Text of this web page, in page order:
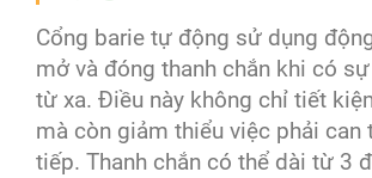
Cổng barie tự động sử dụng
mở và đóng thanh chắn khi có
từ xa. Điều này không chỉ tiết
mà còn giảm thiểu việc phải can
tiếp. Thanh chắn có thể dài từ 3